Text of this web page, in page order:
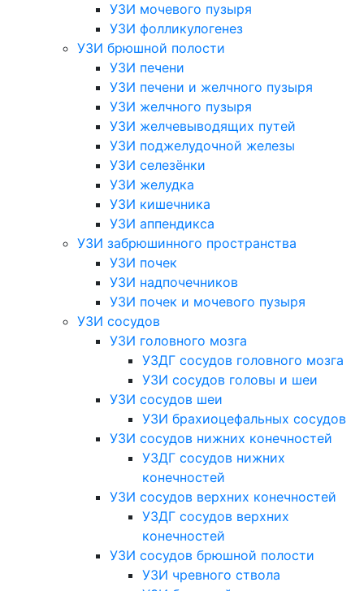
УЗИ мочевого пузыря
УЗИ фолликулогенез
УЗИ брюшной полости
УЗИ печени
УЗИ печени и желчного пузыря
УЗИ желчного пузыря
УЗИ желчевыводящих путей
УЗИ поджелудочной железы
УЗИ селезёнки
УЗИ желудка
УЗИ кишечника
УЗИ аппендикса
УЗИ забрюшинного пространства
УЗИ почек
УЗИ надпочечников
УЗИ почек и мочевого пузыря
УЗИ сосудов
УЗИ головного мозга
УЗДГ сосудов головного мозга
УЗИ сосудов головы и шеи
УЗИ сосудов шеи
УЗИ брахиоцефальных сосудов
УЗИ сосудов нижних конечностей
УЗДГ сосудов нижних
конечностей
УЗИ сосудов верхних конечностей
УЗДГ сосудов верхних
конечностей
УЗИ сосудов брюшной полости
УЗИ чревного ствола